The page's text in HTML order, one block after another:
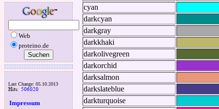
Web
proteino.de
Last Change: 05.10.2013
Impressum
cyan
darkcyan
darkgray
darkkhaki
darkolivegreen
darkorchid
darksalmon
darkslateblue
darkturquoise